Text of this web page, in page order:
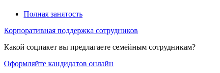
Полная занятость
Корпоративная поддержка сотрудников
Какой соцпакет вы предлагаете семейным сотрудникам?
Оформляйте кандидатов онлайн